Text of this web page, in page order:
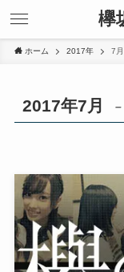
欅
ホーム 2017年 7月
2017年7月